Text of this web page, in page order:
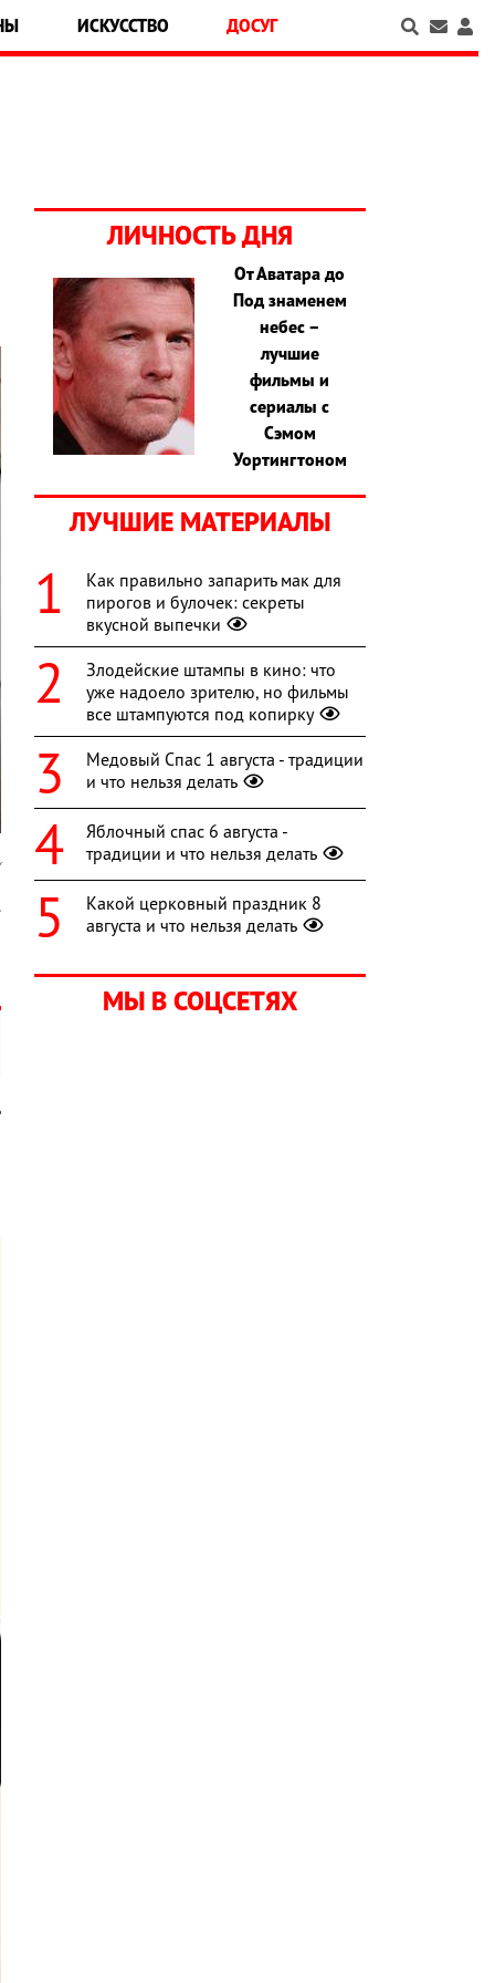
ИСКУССТВО ДОСУГ
ЛИЧНОСТЬ ДНЯ
От Аватара до
Под знаменем
небес –
лучшие
фильмы и
сериалы с
Сэмом
Уортингтоном
ЛУЧШИЕ МАТЕРИАЛЫ
Как правильно запарить мак для
пирогов и булочек: секреты
вкусной выпечки
Злодейские штампы в кино: что
уже надоело зрителю, но фильмы
все штампуются под копирку
Медовый Спас 1 августа - традиции
и что нельзя делать
Яблочный спас 6 августа -
традиции и что нельзя делать
Какой церковный праздник 8
августа и что нельзя делать
МЫ В СОЦСЕТЯХ